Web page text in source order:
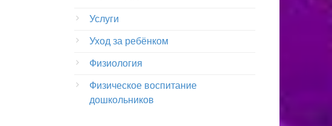
Услуги
Уход за ребёнком
Физиология
Физическое воспитание
дошкольников